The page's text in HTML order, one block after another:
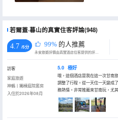
若爾蓋·暮山的真實住客評論(948)
4.7 /5分 99% 的人推薦
永安旅遊評價由真實酒店住客提供的評價。
訪客
家庭旅遊
神鶴丨獨棟庭院套房
入住於2026年08月
5.0 極好
哦，這個酒店是我在這一次甘南
調整了行程。從一天住一天變成
務熱情。非常推薦來甘南玩，尤